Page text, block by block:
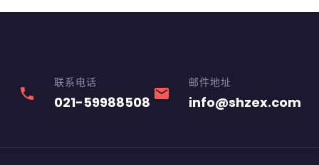
phone
联系电话
021-59988508 email
邮件地址
info@shzex.com